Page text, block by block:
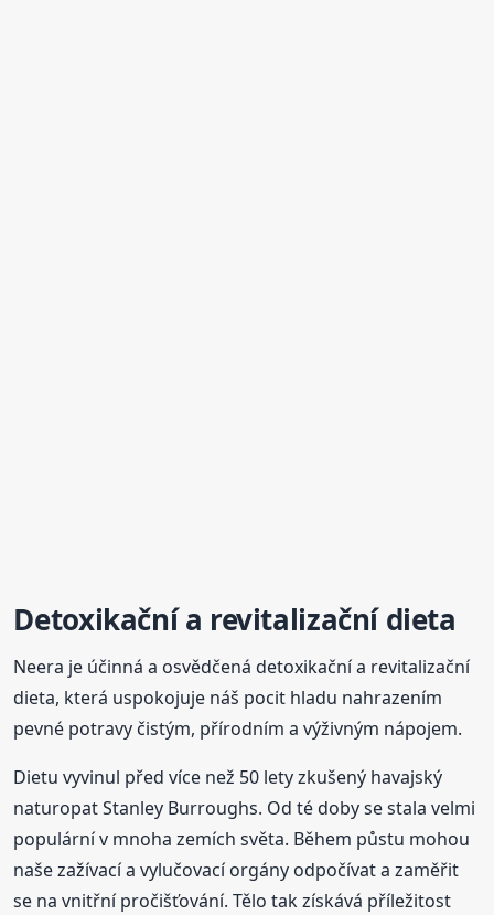
Detoxikační a revitalizační dieta
Neera je účinná a osvědčená detoxikační a revitalizační
dieta, která uspokojuje náš pocit hladu nahrazením
pevné potravy čistým, přírodním a výživným nápojem.
Dietu vyvinul před více než 50 lety zkušený havajský
naturopat Stanley Burroughs. Od té doby se stala velmi
populární v mnoha zemích světa. Během půstu mohou
naše zažívací a vylučovací orgány odpočívat a zaměřit
se na vnitřní pročišťování. Tělo tak získává příležitost